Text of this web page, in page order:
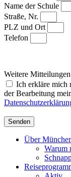
Name der Schule
Straße, Nr.
PLZ und Ort
Telefon
Weitere Mitteilungen
Ich erkläre mich
der Bearbeitung
Senden
Über
Warum